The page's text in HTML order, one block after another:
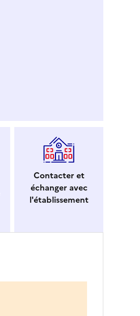
Contacter et
échanger avec
l'établissement